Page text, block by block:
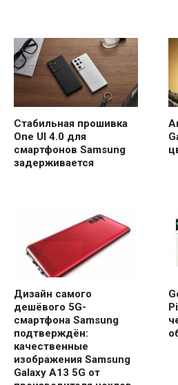
Стабильная прошивка
One UI 4.0 для
смартфонов Samsung
задерживается
Дизайн самого
дешёвого 5G-
смартфона Samsung
подтверждён:
качественные
изображения Samsung
Galaxy A13 5G от